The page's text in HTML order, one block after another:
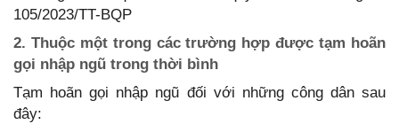
105/2023/TT-BQP
2. Thuộc một trong các trường hợp được tạm hoãn
gọi nhập ngũ trong thời bình
Tạm hoãn gọi nhập ngũ đối với những công dân sau
đây: